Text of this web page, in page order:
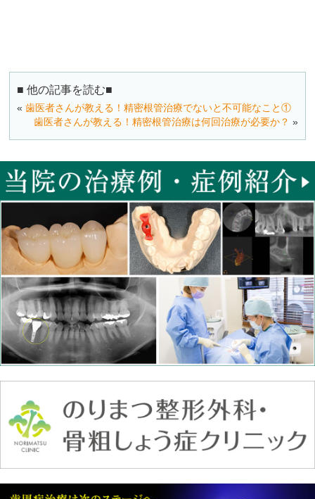
■ 他の記事を読む■
«歯医者さんが教える！精密根管治療でないと不可能なこと①
歯医者さんが教える！精密根管治療は何回治療が必要か？ »